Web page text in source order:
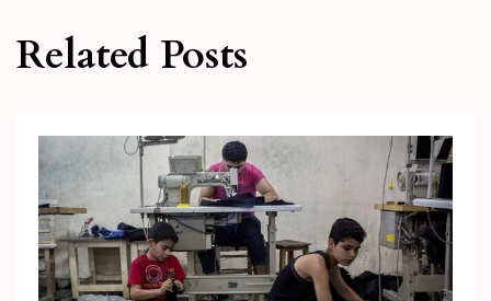
Related Posts